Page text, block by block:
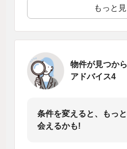
もっと
物件が見つか
アドバイス4
条件を変えると、もっ
会えるかも!